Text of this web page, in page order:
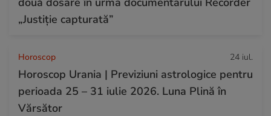
„Justiție capturată”
Horoscop 24 iul.
Horoscop Urania | Previziuni astrologice pentru
perioada 25 – 31 iulie 2026. Luna Plină în
Vărsător